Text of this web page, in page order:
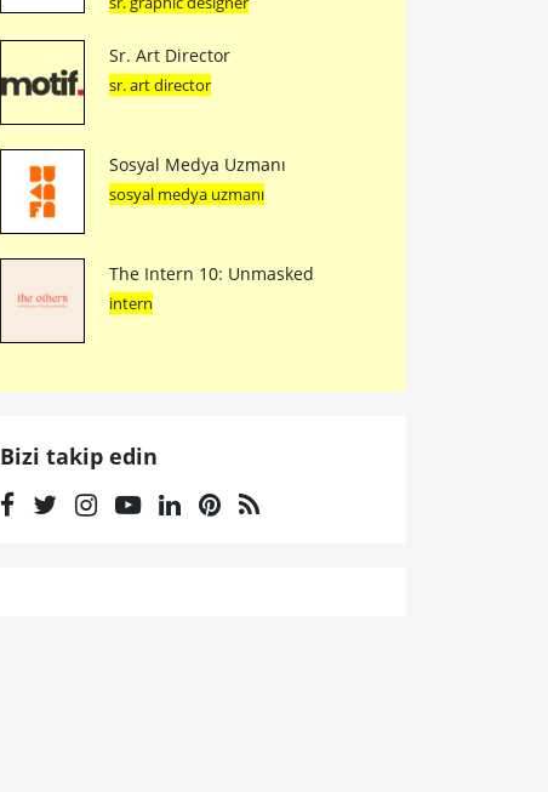
Sr. Art Director
sr. art director
Sosyal Medya Uzmanı
sosyal medya uzmanı
The Intern 10: Unmasked
intern
Bizi takip edin